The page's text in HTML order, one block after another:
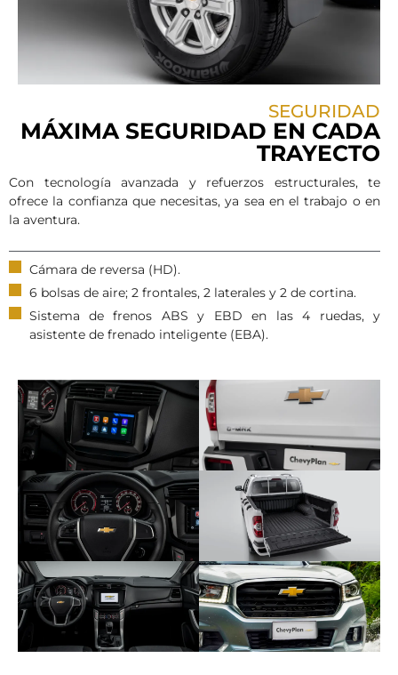
SEGURIDAD
MÁXIMA SEGURIDAD EN CADA
TRAYECTO
Con tecnología avanzada y refuerzos estructurales, te
ofrece la confianza que necesitas, ya sea en el trabajo o en
la aventura.​
Cámara de reversa (HD).
6 bolsas de aire; 2 frontales, 2 laterales y 2 de cortina.
Sistema de frenos ABS y EBD en las 4 ruedas, y
asistente de frenado inteligente (EBA).